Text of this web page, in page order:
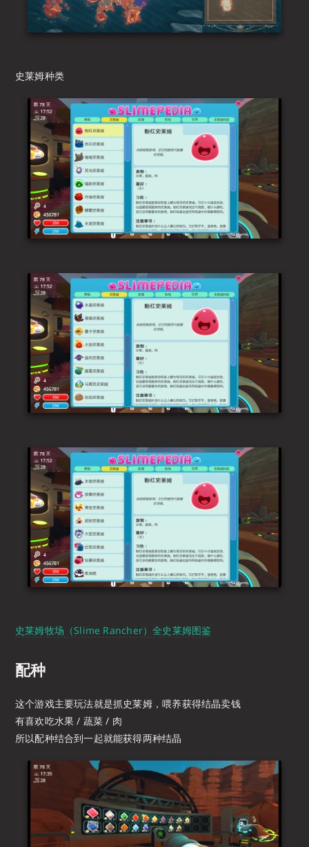
史莱姆种类
史莱姆牧场（Slime Rancher）全史莱姆图鉴
配种
这个游戏主要玩法就是抓史莱姆，喂养获得结晶卖钱
有喜欢吃水果 / 蔬菜 / 肉
所以配种结合到一起就能获得两种结晶